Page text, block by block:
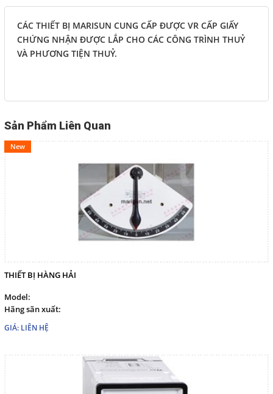
CÁC THIẾT BỊ MARISUN CUNG CẤP ĐƯỢC VR CẤP GIẤY
CHỨNG NHẬN ĐƯỢC LẮP CHO CÁC CÔNG TRÌNH THUỶ
VÀ PHƯƠNG TIỆN THUỶ.
Sản Phẩm Liên Quan
New
THIẾT BỊ HÀNG HẢI
Model:
Hãng sãn xuất:
GIÁ: LIÊN HỆ
Google
Twitter
marisuntechco@gmail.com
Gọi cho chúng tôi
Mail
COPYRIGHT 2017. ALL RIGHTS RESERVED